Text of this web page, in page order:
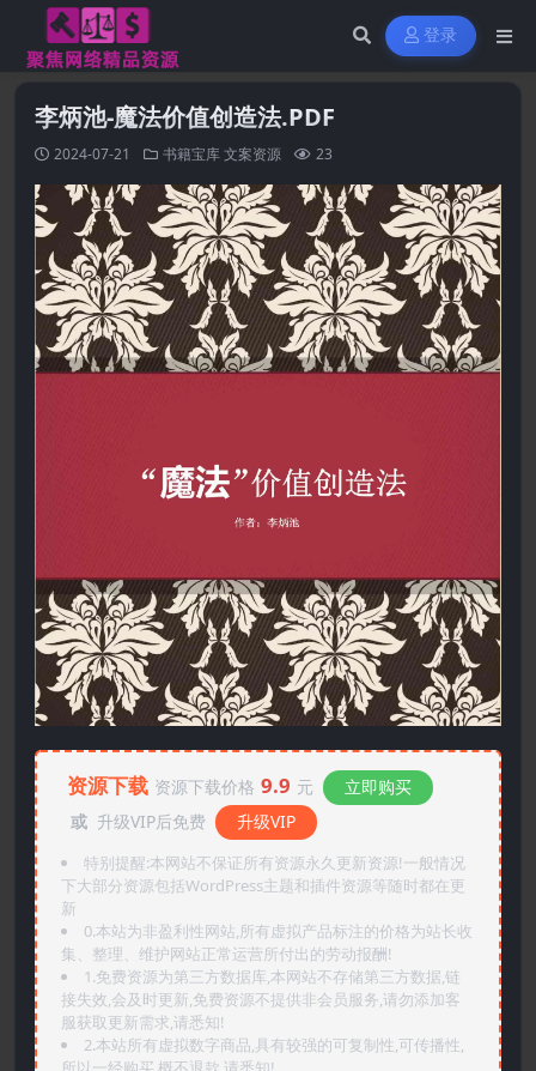
登录
李炳池-魔法价值创造法.PDF
2024-07-21 书籍宝库文案资源 23
资源下载 资源下载价格 9.9 元
立即购买
或 升级VIP后免费 升级VIP
特别提醒:本网站不保证所有资源永久更新资源!一般情况
下大部分资源包括WordPress主题和插件资源等随时都在更
新
0.本站为非盈利性网站,所有虚拟产品标注的价格为站长收
集、整理、维护网站正常运营所付出的劳动报酬!
1.免费资源为第三方数据库,本网站不存储第三方数据,链
接失效,会及时更新,免费资源不提供非会员服务,请勿添加客
服获取更新需求,请悉知!
2.本站所有虚拟数字商品,具有较强的可复制性,可传播性,